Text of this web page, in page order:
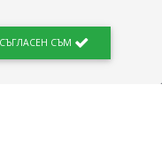
Списък на всички
облагаем доход. Калкулатор
СЪГЛАСЕН СЪМ